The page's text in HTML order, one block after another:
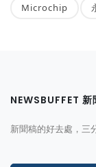
Microchip
NEWSBUFFET
新聞稿的好去處，三